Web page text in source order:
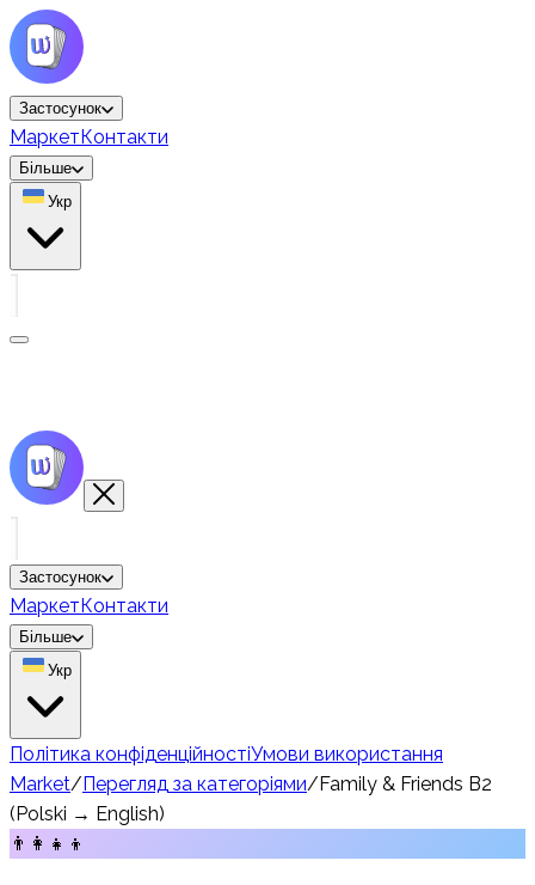
Застосунок
МаркетКонтакти
Більше
Укр
Застосунок
МаркетКонтакти
Більше
Укр
Політика конфіденційностіУмови використання
Market/Перегляд за категоріями/Family & Friends B2
(Polski → English)
👨‍👩‍👧‍👦